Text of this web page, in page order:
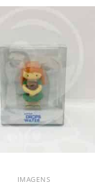
IMAGENS